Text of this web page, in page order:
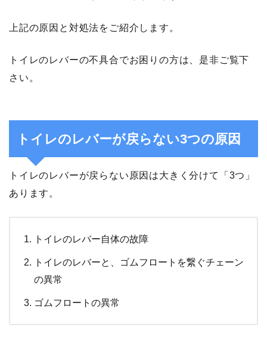
上記の原因と対処法をご紹介します。
トイレのレバーの不具合でお困りの方は、是非ご覧下
さい。
トイレのレバーが戻らない3つの原因
トイレのレバーが戻らない原因は大きく分けて「3つ」
あります。
トイレのレバー自体の故障
トイレのレバーと、ゴムフロートを繋ぐチェーン
の異常
ゴムフロートの異常